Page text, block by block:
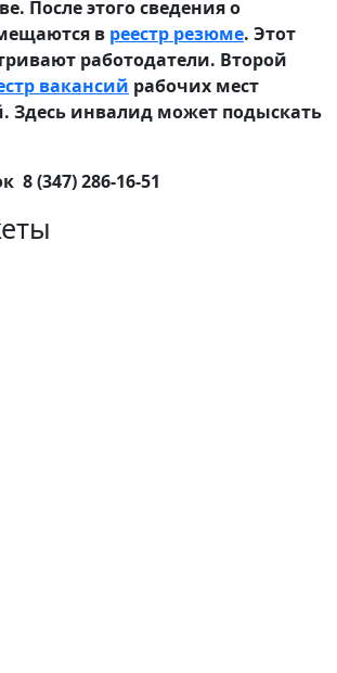
После этого сведения о
в реестр резюме. Этот
работодатели. Второй
вакансий рабочих мест
Здесь инвалид может подыскать
8 (347) 286-16-51